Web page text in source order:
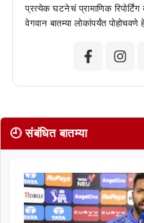
प्रत्येक घटनेचं प्रामाणिक
वेगवान बातम्या लोकांपर्यंत
🕘 संबंधित बातम्या